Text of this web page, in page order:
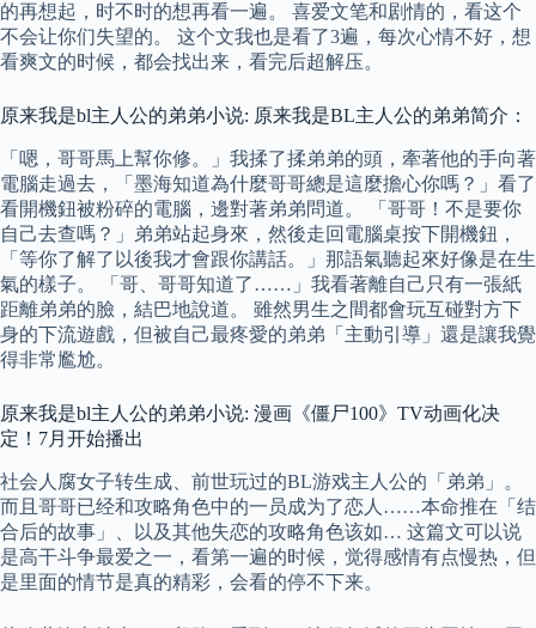
的再想起，时不时的想再看一遍。 喜爱文笔和剧情的，看这个
不会让你们失望的。 这个文我也是看了3遍，每次心情不好，想
看爽文的时候，都会找出来，看完后超解压。
原来我是bl主人公的弟弟小说: 原来我是BL主人公的弟弟简介：
「嗯，哥哥馬上幫你修。」我揉了揉弟弟的頭，牽著他的手向著
電腦走過去，「墨海知道為什麼哥哥總是這麼擔心你嗎？」看了
看開機鈕被粉碎的電腦，邊對著弟弟問道。 「哥哥！不是要你
自己去查嗎？」弟弟站起身來，然後走回電腦桌按下開機鈕，
「等你了解了以後我才會跟你講話。」那語氣聽起來好像是在生
氣的樣子。 「哥、哥哥知道了……」我看著離自己只有一張紙
距離弟弟的臉，結巴地說道。 雖然男生之間都會玩互碰對方下
身的下流遊戲，但被自己最疼愛的弟弟「主動引導」還是讓我覺
得非常尷尬。
原来我是bl主人公的弟弟小说: 漫画《僵尸100》TV动画化决
定！7月开始播出
社会人腐女子转生成、前世玩过的BL游戏主人公的「弟弟」。
而且哥哥已经和攻略角色中的一员成为了恋人……本命推在「结
合后的故事」、以及其他失恋的攻略角色该如… 这篇文可以说
是高干斗争最爱之一，看第一遍的时候，觉得感情有点慢热，但
是里面的情节是真的精彩，会看的停不下来。